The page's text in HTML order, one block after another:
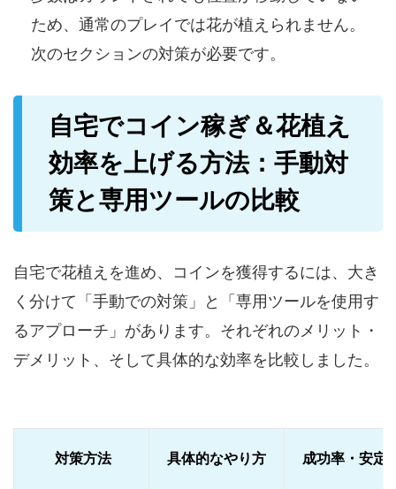
ため、通常のプレイでは花が植えられません。
次のセクションの対策が必要です。
自宅でコイン稼ぎ＆花植え
効率を上げる方法：手動対
策と専用ツールの比較
自宅で花植えを進め、コインを獲得するには、大き
く分けて「手動での対策」と「専用ツールを使用す
るアプローチ」があります。それぞれのメリット・
デメリット、そして具体的な効率を比較しました。
対策方法 具体的なやり方 成功率・安定